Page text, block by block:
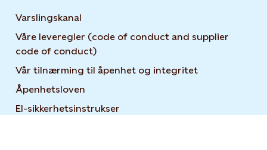
Varslingskanal
Våre leveregler (code of conduct and supplier
code of conduct)
Vår tilnærming til åpenhet og integritet
Åpenhetsloven
El-sikkerhetsinstrukser